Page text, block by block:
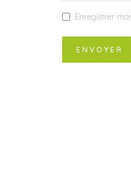
Enregistrer